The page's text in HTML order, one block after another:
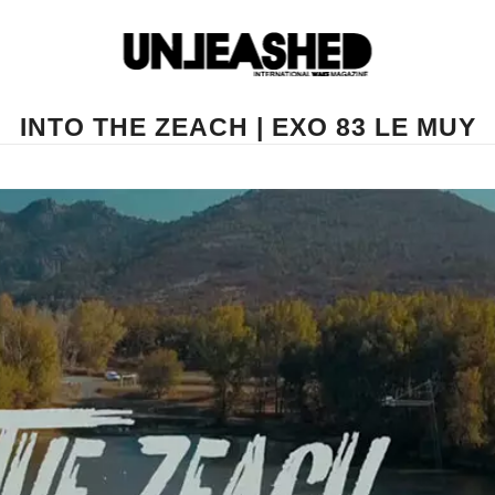
INTO THE ZEACH | EXO 83 LE MUY